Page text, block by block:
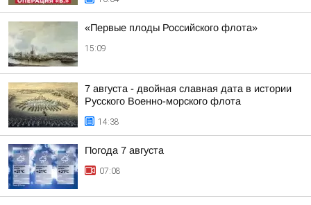
«Первые плоды Российского флота»
15:09
7 августа - двойная славная дата в истории
Русского Военно-морского флота
14:38
Погода 7 августа
07:08